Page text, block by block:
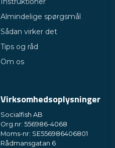
Almindelige spørgsmål
Sådan virker det
Tips og råd
Om os
Virksomhedsoplysninger
Socialfish AB
Org.nr: 556986-4068
Moms-nr: SE556986406801
Rådmansgatan 6